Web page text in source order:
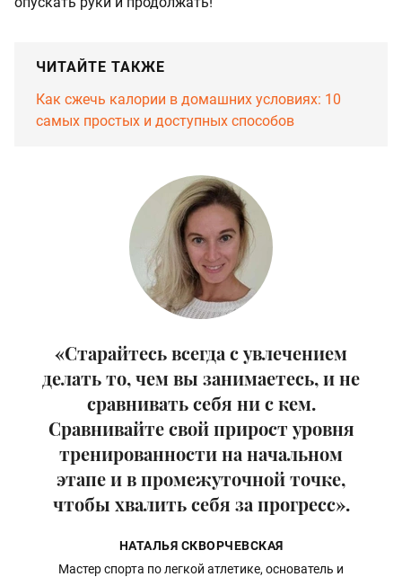
ЧИТАЙТЕ ТАКЖЕ
Как сжечь калории в домашних условиях: 10
самых простых и доступных способов
«Старайтесь всегда с увлечением
делать то, чем вы занимаетесь, и не
сравнивать себя ни с кем.
Сравнивайте свой прирост уровня
тренированности на начальном
этапе и в промежуточной точке,
чтобы хвалить себя за прогресс».
НАТАЛЬЯ СКВОРЧЕВСКАЯ
Мастер спорта по легкой атлетике, основатель и